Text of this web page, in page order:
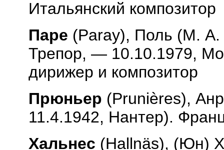
Итальянский композитор
Паре (Paray), Поль (М. А.
Трепор, — 10.10.1979,
дирижер и композитор
Прюньер (Prunières),
11.4.1942, Нантер).
Хальнес (Hallnäs), (Юн)